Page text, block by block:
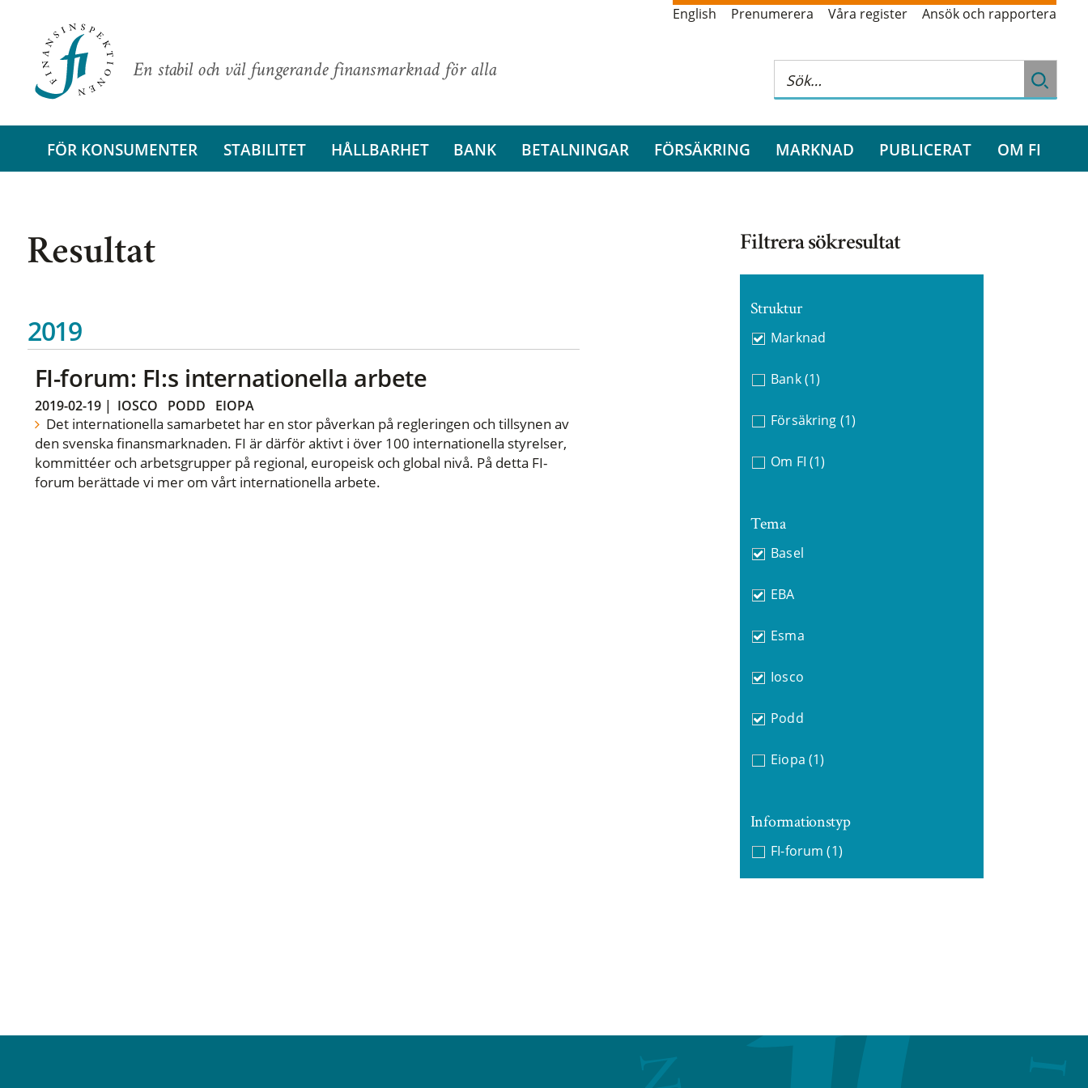
En stabil och väl fungerande finansmarknad för alla
English Prenumerera Våra register Ansök och rapportera
FÖR KONSUMENTER STABILITET HÅLLBARHET BANK BETALNINGAR FÖRSÄKRING MARKNAD PUBLICERAT OM FI
Resultat
2019
FI-forum: FI:s internationella arbete
2019-02-19| IOSCO PODD EIOPA
Det internationella samarbetet har en stor påverkan på regleringen och tillsynen av
den svenska finansmarknaden. FI är därför aktivt i över 100 internationella styrelser,
kommittéer och arbetsgrupper på regional, europeisk och global nivå. På detta FI-
forum berättade vi mer om vårt internationella arbete.
Filtrera sökresultat
Struktur
Marknad
Bank (1)
Försäkring (1)
Om FI (1)
Tema
Basel
EBA
Esma
Iosco
Podd
Eiopa (1)
Informationstyp
FI-forum (1)